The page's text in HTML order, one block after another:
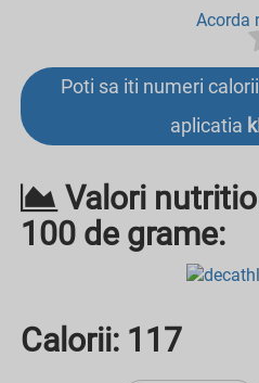
Acorda
Poti sa iti numeri
aplicatia
Valori
100 de grame:
Calorii: 117